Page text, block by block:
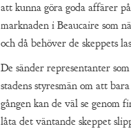
att kunna göra goda affärer
marknaden i Beaucaire som
och då behöver de skeppets
De sänder representanter
stadens styresmän om att
gången kan de väl se genom
låta det väntande skeppet